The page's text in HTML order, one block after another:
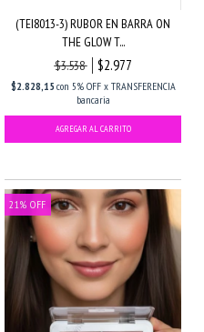
(TEI8013-3) RUBOR EN BARRA ON
THE GLOW T...
$3.538
$2.977
$2.828,15 con 5% OFF x TRANSFERENCIA
bancaria
21% OFF